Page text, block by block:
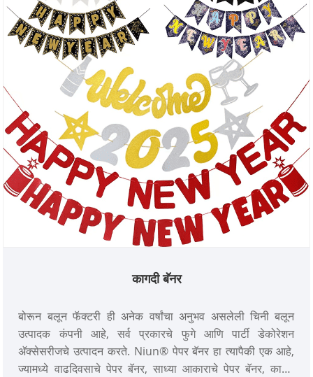
कागदी बॅनर
बोरून बलून फॅक्टरी ही अनेक वर्षांचा अनुभव असलेली चिनी बलून
उत्पादक कंपनी आहे, सर्व प्रकारचे फुगे आणि पार्टी डेकोरेशन
ॲक्सेसरीजचे उत्पादन करते. Niun® पेपर बॅनर हा त्यापैकी एक आहे,
ज्यामध्ये वाढदिवसाचे पेपर बॅनर, साध्या आकाराचे पेपर बॅनर, कार्टून